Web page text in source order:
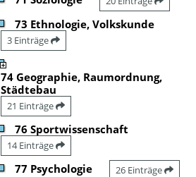
73 Ethnologie, Volkskunde
3 Einträge
74 Geographie, Raumordnung,
Städtebau
21 Einträge
76 Sportwissenschaft
14 Einträge
77 Psychologie 26 Einträge